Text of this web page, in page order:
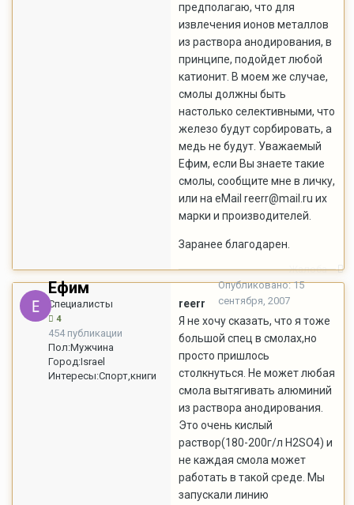
предполагаю, что для
извлечения ионов металлов
из раствора анодирования, в
принципе, подойдет любой
катионит. В моем же случае,
смолы должны быть
настолько селективными, что
железо будут сорбировать, а
медь не будут. Уважаемый
Ефим, если Вы знаете такие
смолы, сообщите мне в личку,
или на eMail reerr@mail.ru их
марки и производителей.
Заранее благодарен.
Ефим
Специалисты
4
454 публикации
Пол:Мужчина
Город:Israel
Интересы:Спорт,книги
Жалоба
Опубликовано:15
сентября, 2007
reerr
Я не хочу сказать, что я тоже
большой спец в смолах,но
просто пришлось
столкнуться. Не может любая
смола вытягивать алюминий
из раствора анодирования.
Это очень кислый
раствор(180-200г/л H2SO4) и
не каждая смола может
работать в такой среде. Мы
запускали линию